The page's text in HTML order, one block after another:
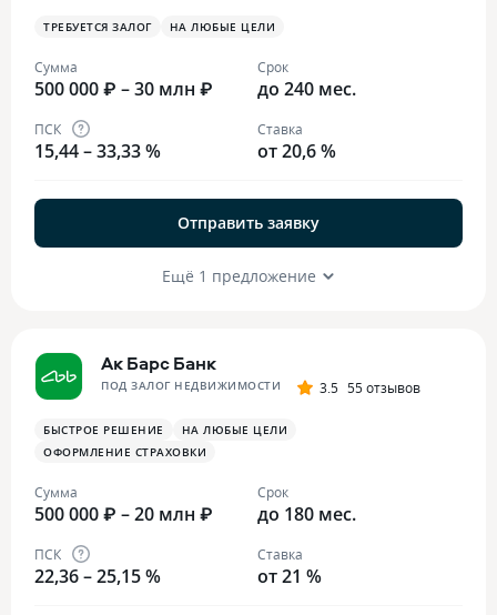
ТРЕБУЕТСЯ ЗАЛОГ НА ЛЮБЫЕ ЦЕЛИ
Сумма
500 000 ₽ – 30 млн ₽
Срок
до 240 мес.
ПСК
15,44 – 33,33 %
Ставка
от 20,6 %
Отправить заявку
Ещё 1 предложение
Ак Барс Банк
ПОД ЗАЛОГ НЕДВИЖИМОСТИ 3.5 55 отзывов
БЫСТРОЕ РЕШЕНИЕ
НА ЛЮБЫЕ ЦЕЛИ
ОФОРМЛЕНИЕ СТРАХОВКИ
Сумма
500 000 ₽ – 20 млн ₽
Срок
до 180 мес.
ПСК
22,36 – 25,15 %
Ставка
от 21 %